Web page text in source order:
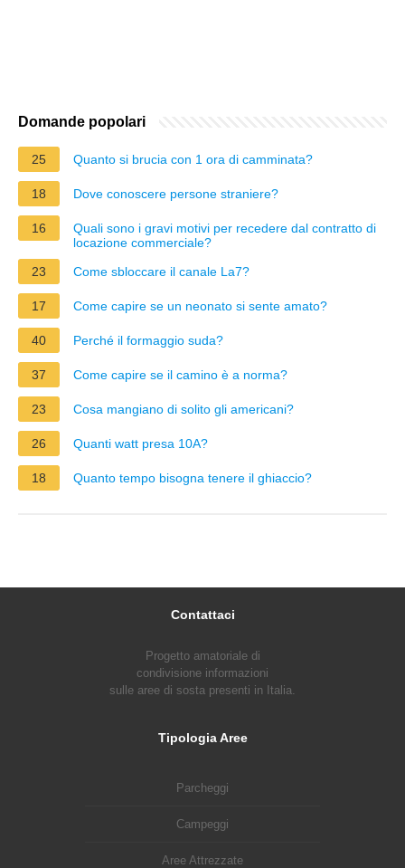
Domande popolari
25 Quanto si brucia con 1 ora di camminata?
18 Dove conoscere persone straniere?
16
Quali sono i gravi motivi per recedere dal contratto di
locazione commerciale?
23
Come sbloccare il canale La7?
17 Come capire se un neonato si sente amato?
40 Perché il formaggio suda?
37 Come capire se il camino è a norma?
23 Cosa mangiano di solito gli americani?
26 Quanti watt presa 10A?
18 Quanto tempo bisogna tenere il ghiaccio?
Contattaci
Progetto amatoriale di
condivisione informazioni
sulle aree di sosta presenti in Italia.
Tipologia Aree
Parcheggi
Campeggi
Aree Attrezzate